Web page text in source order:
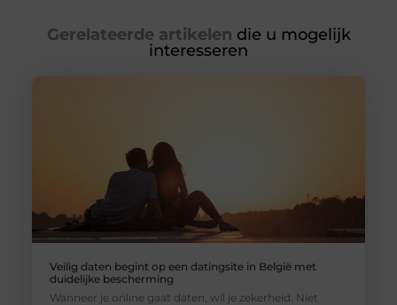
Gerelateerde artikelen die u mogelijk
interesseren
Veilig daten begint op een datingsite in België met
duidelijke bescherming
Wanneer je online gaat daten, wil je zekerheid. Niet